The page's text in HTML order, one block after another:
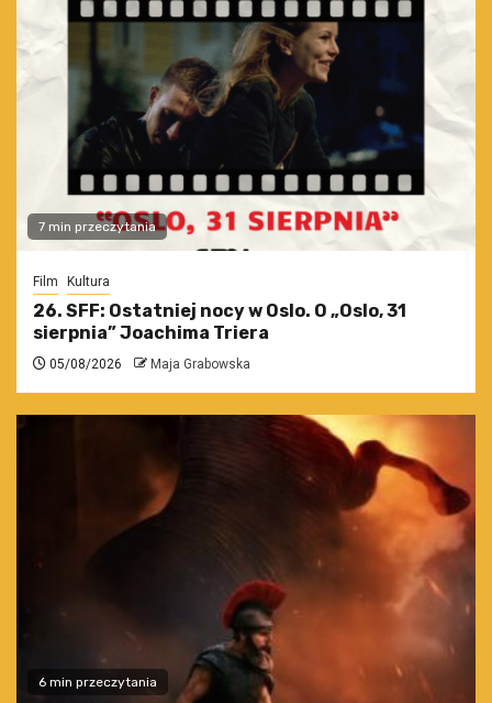
7 min przeczytania
Film Kultura
26. SFF: Ostatniej nocy w Oslo. O „Oslo, 31
sierpnia” Joachima Triera
05/08/2026 Maja Grabowska
6 min przeczytania